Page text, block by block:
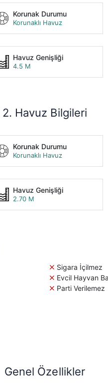
Korunak Durumu
Korunaklı Havuz
Havuz Genişliği
4.5 M
2. Havuz Bilgileri
Korunak Durumu
Korunaklı Havuz
Havuz Genişliği
2.70 M
Sigara İçilmez
Evcil Hayvan
Parti Verilemez
Genel Özellikler